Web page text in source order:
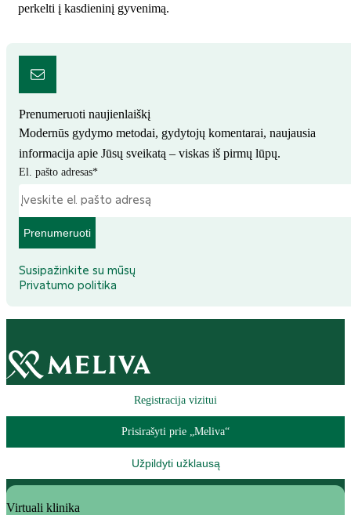
perkelti į kasdieninį gyvenimą.
Prenumeruoti naujienlaiškį
Modernūs gydymo metodai, gydytojų komentarai, naujausia
informacija apie Jūsų sveikatą – viskas iš pirmų lūpų.
El. pašto adresas*
Prenumeruoti
Susipažinkite su mūsų
Privatumo politika
Registracija vizitui
Prisirašyti prie „Meliva“
Užpildyti užklausą
Virtuali klinika